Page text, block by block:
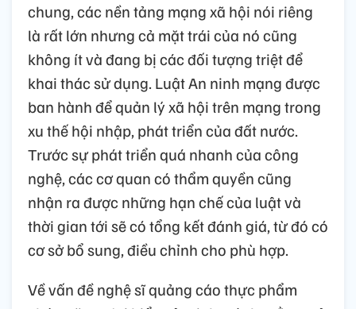
chung, các nền tảng mạng xã hội nói riêng
là rất lớn nhưng cả mặt trái của nó cũng
không ít và đang bị các đối tượng triệt để
khai thác sử dụng. Luật An ninh mạng được
ban hành để quản lý xã hội trên mạng trong
xu thế hội nhập, phát triển của đất nước.
Trước sự phát triển quá nhanh của công
nghệ, các cơ quan có thẩm quyền cũng
nhận ra được những hạn chế của luật và
thời gian tới sẽ có tổng kết đánh giá, từ đó có
cơ sở bổ sung, điều chỉnh cho phù hợp.
Về vấn đề nghệ sĩ quảng cáo thực phẩm